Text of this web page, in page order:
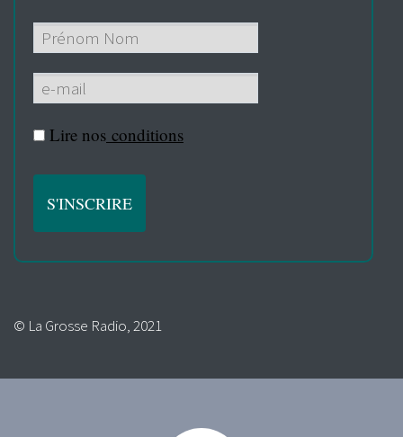
Lire nos conditions
© La Grosse Radio, 2021